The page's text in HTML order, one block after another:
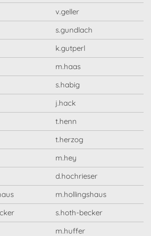
v.geller
s.gundlach
k.gutperl
m.haas
s.habig
j.hack
t.henn
t.herzog
m.hey
d.hochrieser
m.hollingshaus
s.hoth-becker
m.huffer